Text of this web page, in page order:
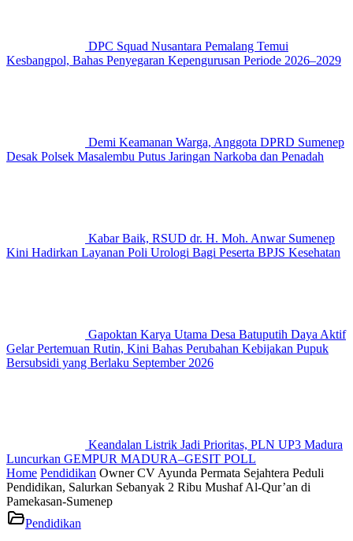
DPC Squad Nusantara Pemalang Temui
Kesbangpol, Bahas Penyegaran Kepengurusan Periode 2026–2029
Demi Keamanan Warga, Anggota DPRD Sumenep
Desak Polsek Masalembu Putus Jaringan Narkoba dan Penadah
Kabar Baik, RSUD dr. H. Moh. Anwar Sumenep
Kini Hadirkan Layanan Poli Urologi Bagi Peserta BPJS Kesehatan
Gapoktan Karya Utama Desa Batuputih Daya Aktif
Gelar Pertemuan Rutin, Kini Bahas Perubahan Kebijakan Pupuk
Bersubsidi yang Berlaku September 2026
Keandalan Listrik Jadi Prioritas, PLN UP3 Madura
Luncurkan GEMPUR MADURA–GESIT POLL
Home Pendidikan Owner CV Ayunda Permata Sejahtera Peduli
Pendidikan, Salurkan Sebanyak 2 Ribu Mushaf Al-Qur’an di
Pamekasan-Sumenep
Pendidikan